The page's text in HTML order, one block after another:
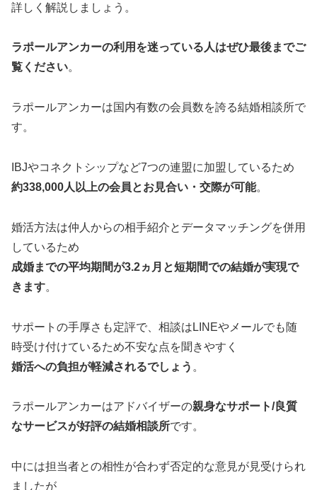
詳しく解説しましょう。
ラポールアンカーの利用を迷っている人はぜひ最後までご
覧ください。
ラポールアンカーは国内有数の会員数を誇る結婚相談所で
す。
IBJやコネクトシップなど7つの連盟に加盟しているため
約338,000人以上の会員とお見合い・交際が可能。
婚活方法は仲人からの相手紹介とデータマッチングを併用
しているため
成婚までの平均期間が3.2ヵ月と短期間での結婚が実現で
きます。
サポートの手厚さも定評で、相談はLINEやメールでも随
時受け付けているため不安な点を聞きやすく
婚活への負担が軽減されるでしょう 。
ラポールアンカーはアドバイザーの親身なサポート/良質
なサービスが好評の結婚相談所です。
中には担当者との相性が合わず否定的な意見が見受けられ
ましたが